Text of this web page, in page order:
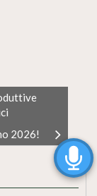
2026!